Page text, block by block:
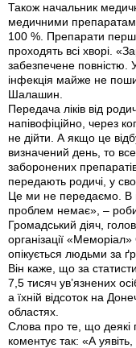
Також начальник
медичними
100 %. Препарати
проходять всі хворі.
забезпечене повністю.
інфекція майже не
Шалашин.
Передача ліків від
напівофіційно, через
не дійти. А якщо це
визначений день, то
заборонених
передають родичі, у
Це ми не передаємо. В
проблем немає», –
Громадський діяч,
організації
опікується людьми за
Він каже, що за
7,5 тисяч ув’язнених
а їхній відсоток на
областях.
Слова про те, що деякі
коментує так: «А